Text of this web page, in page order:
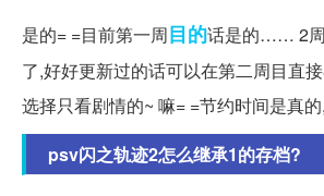
是的= =目前第一周目的话是的…… 2
了,好好更新过的话可以在第二周目直
选择只看剧情的~ 嘛= =节约时间是真的,
psv闪之轨迹2怎么继承1的存档?